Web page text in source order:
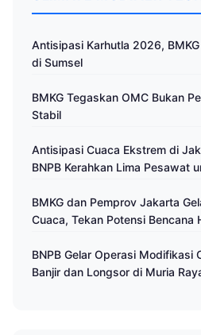
Antisipasi Karhutla 2026,
di Sumsel
BMKG Tegaskan OMC Bukan
Stabil
Antisipasi Cuaca Ekstrem di
BNPB Kerahkan Lima Pesawat
BMKG dan Pemprov Jakarta
Cuaca, Tekan Potensi Bencana
BNPB Gelar Operasi Modifikasi
Banjir dan Longsor di Muria